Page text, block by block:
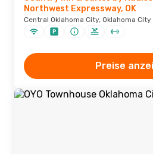
Northwest Expressway, OK
Central Oklahoma City, Oklahoma
Preise